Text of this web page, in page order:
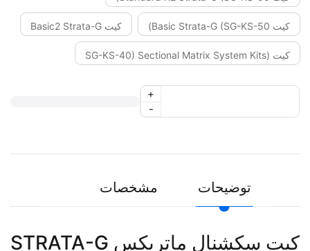
کیت Basic Strata-G (SG-KS-50) کیت Basic2 Strata-G
کیت (SG-KS-40) Sectional Matrix System Kits
-
+
توضیحات مشخصات
کیت سکشنال ماتریکس STRATA-G